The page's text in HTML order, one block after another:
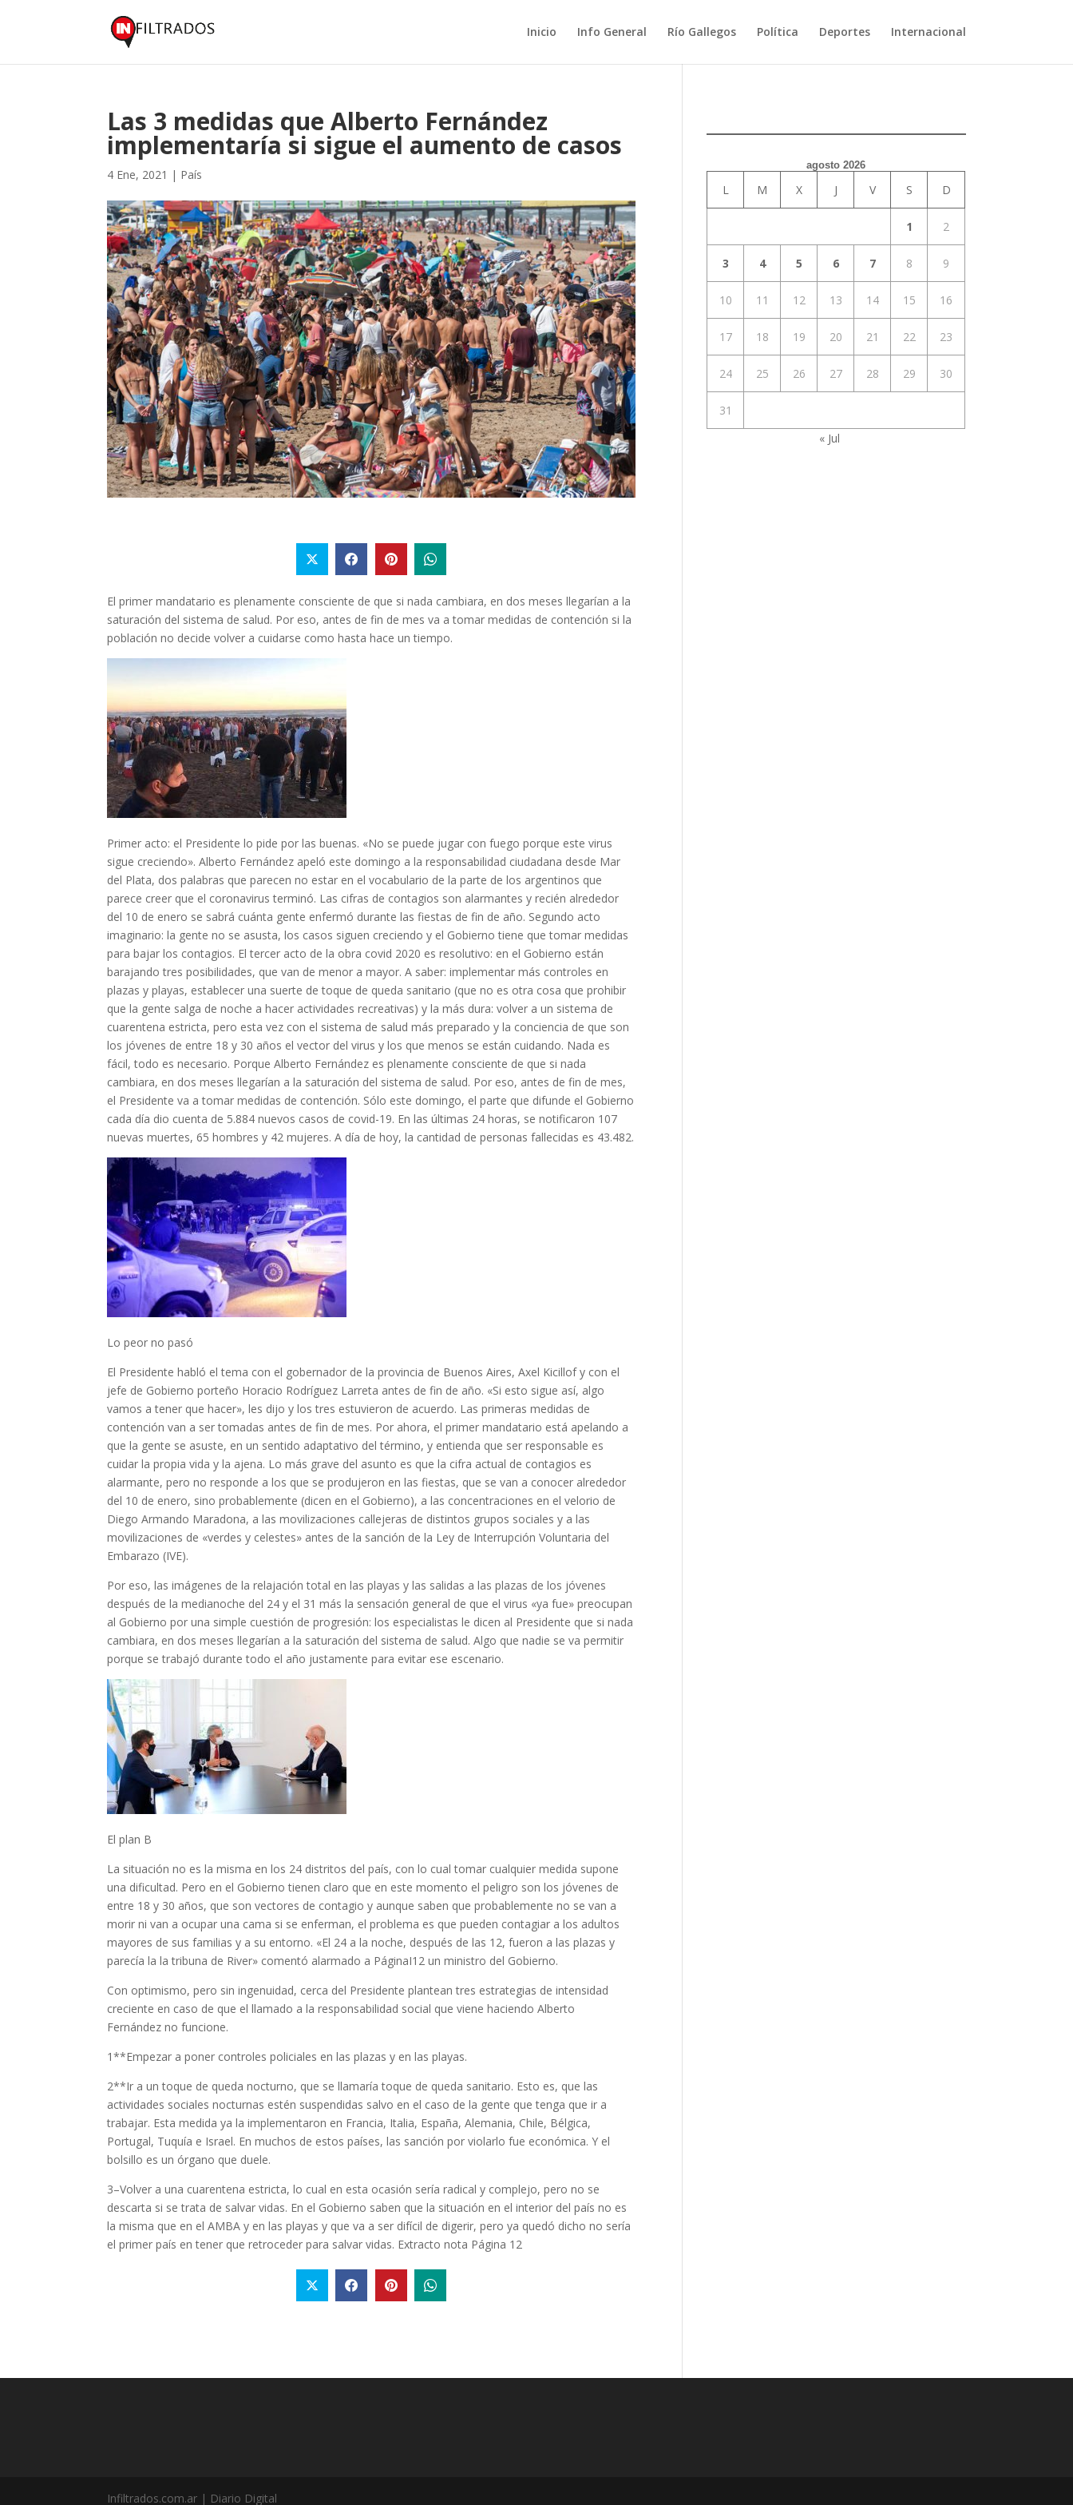
Inicio Info General Río Gallegos Política Deportes Internacional
Las 3 medidas que Alberto Fernández
implementaría si sigue el aumento de casos
4 Ene, 2021 | País
El primer mandatario es plenamente consciente de que si nada cambiara, en dos meses llegarían a la
saturación del sistema de salud. Por eso, antes de fin de mes va a tomar medidas de contención si la
población no decide volver a cuidarse como hasta hace un tiempo.
Primer acto: el Presidente lo pide por las buenas. «No se puede jugar con fuego porque este virus
sigue creciendo». Alberto Fernández apeló este domingo a la responsabilidad ciudadana desde Mar
del Plata, dos palabras que parecen no estar en el vocabulario de la parte de los argentinos que
parece creer que el coronavirus terminó. Las cifras de contagios son alarmantes y recién alrededor
del 10 de enero se sabrá cuánta gente enfermó durante las fiestas de fin de año. Segundo acto
imaginario: la gente no se asusta, los casos siguen creciendo y el Gobierno tiene que tomar medidas
para bajar los contagios. El tercer acto de la obra covid 2020 es resolutivo: en el Gobierno están
barajando tres posibilidades, que van de menor a mayor. A saber: implementar más controles en
plazas y playas, establecer una suerte de toque de queda sanitario (que no es otra cosa que prohibir
que la gente salga de noche a hacer actividades recreativas) y la más dura: volver a un sistema de
cuarentena estricta, pero esta vez con el sistema de salud más preparado y la conciencia de que son
los jóvenes de entre 18 y 30 años el vector del virus y los que menos se están cuidando. Nada es
fácil, todo es necesario. Porque Alberto Fernández es plenamente consciente de que si nada
cambiara, en dos meses llegarían a la saturación del sistema de salud. Por eso, antes de fin de mes,
el Presidente va a tomar medidas de contención. Sólo este domingo, el parte que difunde el Gobierno
cada día dio cuenta de 5.884 nuevos casos de covid-19. En las últimas 24 horas, se notificaron 107
nuevas muertes, 65 hombres y 42 mujeres. A día de hoy, la cantidad de personas fallecidas es 43.482.
Lo peor no pasó
El Presidente habló el tema con el gobernador de la provincia de Buenos Aires, Axel Kicillof y con el
jefe de Gobierno porteño Horacio Rodríguez Larreta antes de fin de año. «Si esto sigue así, algo
vamos a tener que hacer», les dijo y los tres estuvieron de acuerdo. Las primeras medidas de
contención van a ser tomadas antes de fin de mes. Por ahora, el primer mandatario está apelando a
que la gente se asuste, en un sentido adaptativo del término, y entienda que ser responsable es
cuidar la propia vida y la ajena. Lo más grave del asunto es que la cifra actual de contagios es
alarmante, pero no responde a los que se produjeron en las fiestas, que se van a conocer alrededor
del 10 de enero, sino probablemente (dicen en el Gobierno), a las concentraciones en el velorio de
Diego Armando Maradona, a las movilizaciones callejeras de distintos grupos sociales y a las
movilizaciones de «verdes y celestes» antes de la sanción de la Ley de Interrupción Voluntaria del
Embarazo (IVE).
Por eso, las imágenes de la relajación total en las playas y las salidas a las plazas de los jóvenes
después de la medianoche del 24 y el 31 más la sensación general de que el virus «ya fue» preocupan
al Gobierno por una simple cuestión de progresión: los especialistas le dicen al Presidente que si nada
cambiara, en dos meses llegarían a la saturación del sistema de salud. Algo que nadie se va permitir
porque se trabajó durante todo el año justamente para evitar ese escenario.
El plan B
La situación no es la misma en los 24 distritos del país, con lo cual tomar cualquier medida supone
una dificultad. Pero en el Gobierno tienen claro que en este momento el peligro son los jóvenes de
entre 18 y 30 años, que son vectores de contagio y aunque saben que probablemente no se van a
morir ni van a ocupar una cama si se enferman, el problema es que pueden contagiar a los adultos
mayores de sus familias y a su entorno. «El 24 a la noche, después de las 12, fueron a las plazas y
parecía la la tribuna de River» comentó alarmado a PáginaI12 un ministro del Gobierno.
Con optimismo, pero sin ingenuidad, cerca del Presidente plantean tres estrategias de intensidad
creciente en caso de que el llamado a la responsabilidad social que viene haciendo Alberto
Fernández no funcione.
1**Empezar a poner controles policiales en las plazas y en las playas.
2**Ir a un toque de queda nocturno, que se llamaría toque de queda sanitario. Esto es, que las
actividades sociales nocturnas estén suspendidas salvo en el caso de la gente que tenga que ir a
trabajar. Esta medida ya la implementaron en Francia, Italia, España, Alemania, Chile, Bélgica,
Portugal, Tuquía e Israel. En muchos de estos países, las sanción por violarlo fue económica. Y el
bolsillo es un órgano que duele.
3–Volver a una cuarentena estricta, lo cual en esta ocasión sería radical y complejo, pero no se
descarta si se trata de salvar vidas. En el Gobierno saben que la situación en el interior del país no es
la misma que en el AMBA y en las playas y que va a ser difícil de digerir, pero ya quedó dicho no sería
el primer país en tener que retroceder para salvar vidas. Extracto nota Página 12
agosto 2026
L M X J V S D
1 2
3 4 5 6 7 8 9
10 11 12 13 14 15 16
17 18 19 20 21 22 23
24 25 26 27 28 29 30
31
« Jul
Infiltrados.com.ar | Diario Digital